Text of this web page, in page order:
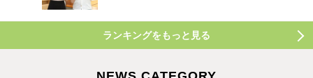
ランキングをもっと見る